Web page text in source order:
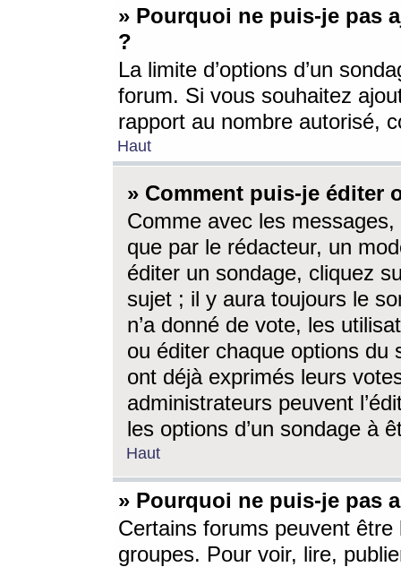
» Pourquoi ne puis-je pas
?
La limite d’options d’un
forum. Si vous souhaitez
rapport au nombre autorisé,
Haut
» Comment puis-je éditer
Comme avec les
que par le rédacteur, un
éditer un sondage, cliquez
sujet ; il y aura toujours le
n’a donné de vote, les
ou éditer chaque options du
ont déjà exprimés leurs
administrateurs peuvent
les options d’un sondage à
Haut
» Pourquoi ne puis-je pas
Certains forums peuvent être
groupes. Pour voir, lire,